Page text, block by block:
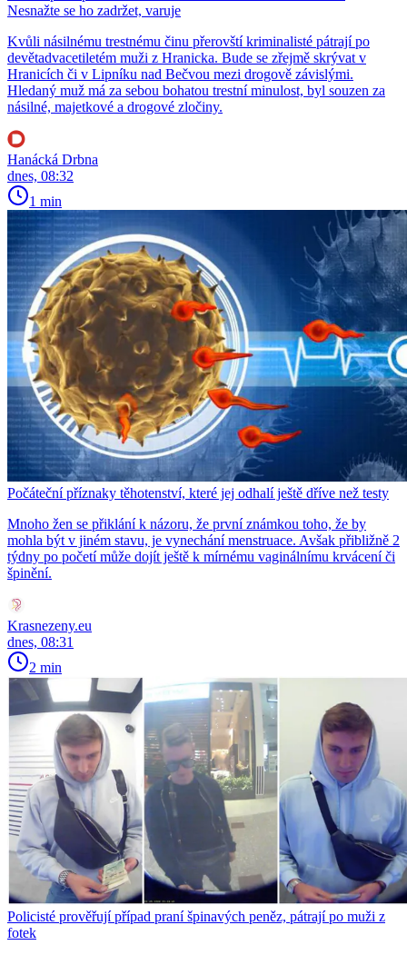
Nesnažte se ho zadržet, varuje
Kvůli násilnému trestnému činu přerovští kriminalisté pátrají po
devětadvacetiletém muži z Hranicka. Bude se zřejmě skrývat v
Hranicích či v Lipníku nad Bečvou mezi drogově závislými.
Hledaný muž má za sebou bohatou trestní minulost, byl souzen za
násilné, majetkové a drogové zločiny.
Hanácká Drbna
dnes, 08:32
1 min
Počáteční příznaky těhotenství, které jej odhalí ještě dříve než testy
Mnoho žen se přiklání k názoru, že první známkou toho, že by
mohla být v jiném stavu, je vynechání menstruace. Avšak přibližně 2
týdny po početí může dojít ještě k mírnému vaginálnímu krvácení či
špinění.
Krasnezeny.eu
dnes, 08:31
2 min
Policisté prověřují případ praní špinavých peněz, pátrají po muži z
fotek